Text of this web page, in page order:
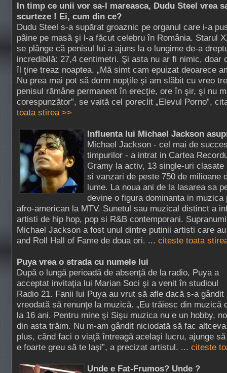
In timp ce unii vor sa-l mareasca, Dudu Steel vrea
scurteze ! Ei, cum din ce?
Dudu Steel s-a supărat groaznic pe organul care i-a
pâine pe masă şi l-a făcut celebru în România. Starul
se plânge că penisul lui a ajuns la o lungime de-a
incredibilă: 27,4 centimetri. Şi asta nu ar fi nimic, doar
îl ţine treaz noaptea. „Mă simt cam epuizat deoarece
Nu prea mai pot să dorm nopţile şi am slăbit cu vreo
penisul rămâne permanent în erecţie, ore în şir, şi nu
corespunzător”, se vaită cel poreclit „Elevul Porno”,
toata stirea >>
Influenta lui Michael Jackson
Michael Jackson - cel mai de
timpurilor - a intrat in Cartea
Gramy la activ, 13 single-uri
si vanzari de peste 750 de milioane
lume. La noua ani de la lasarea sa
devine o figura dominanta in
afro-american la MTV. Sunetul sau muzical distinct a
artisti de hip hop, pop si R&B contemporani.
Michael Jackson a fost unul dintre putinii artisti care
and Roll Hall of Fame de doua ori. ... citeste toata
Puya vrea o strada cu numele lui
După o lungă perioadă de absenţă de la radio, Puya a
acceptat invitaţia lui Marian Soci şi a venit în studioul
Radio 21. Fanii lui Puya au vrut să afle dacă s-a gândit
vreodată să renunţe la muzică. „Eu trăiesc din muzică
la 16 ani. Pentru mine şi Sişu muzica nu e un hobby,
din asta trăim. Nu m-am gândit niciodată să fac
plus, când faci o viaţă întreagă acelaşi lucru, ajunge
e foarte greu să te laşi”, a precizat artistul. ... citeste
Unde e Fat-Frumos? Unde ?